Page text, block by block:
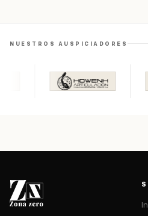
NUESTROS AUSPICIADORES